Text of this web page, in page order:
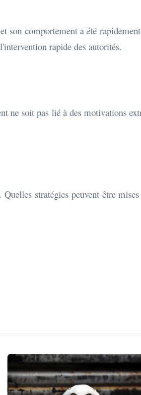
son comportement a été
rapide des autorités.
ne soit pas lié à des motivations
stratégies peuvent être